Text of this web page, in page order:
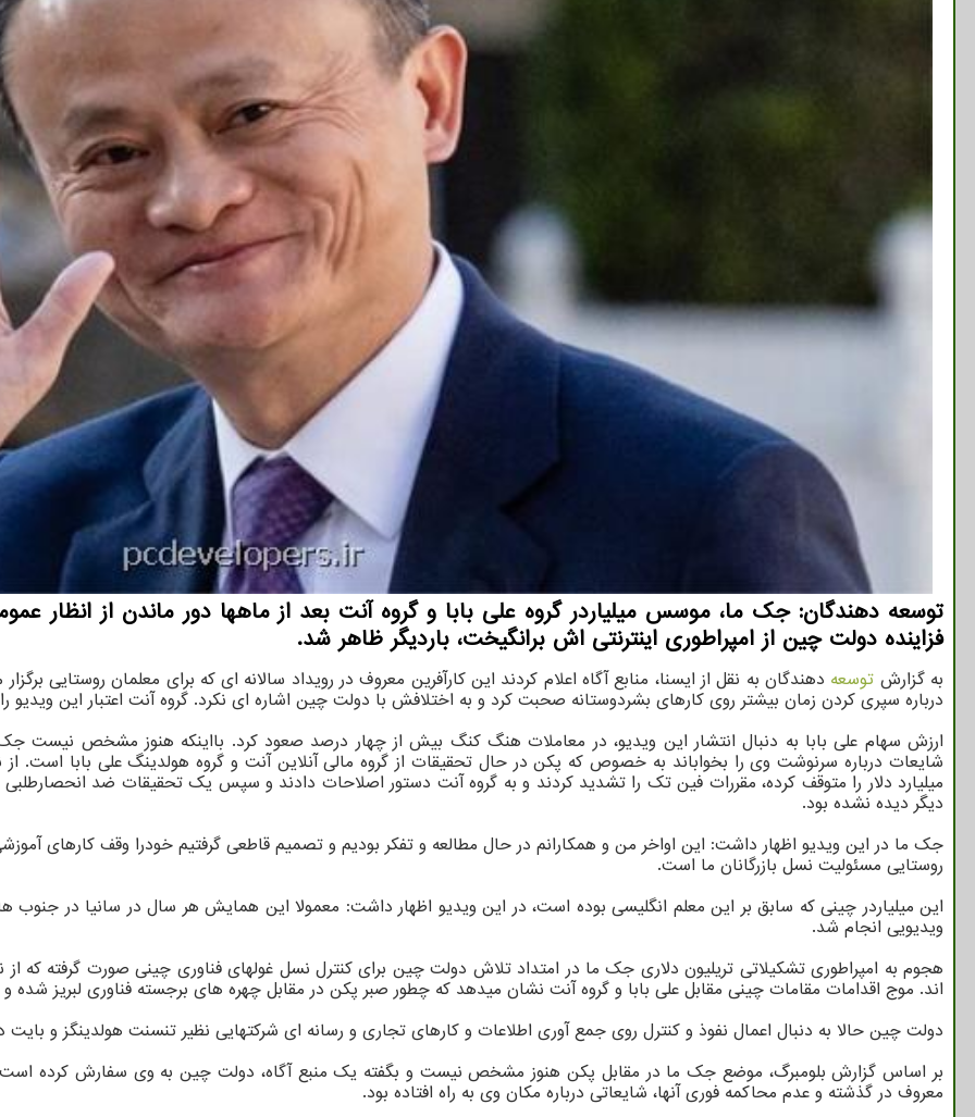
توسعه دهندگان: جک ما، موسس میلیاردر گروه علی بابا و گروه آنت بعد از ماهها دور ماندن از انظار
فزاینده دولت چین از امپراطوری اینترنتی اش برانگیخت، باردیگر ظاهر شد.
به گزارش توسعه دهندگان به نقل از ایسنا، منابع آگاه اعلام کردند این کارآفرین معروف در رویداد سالانه ای که برای معلمان روستایی
درباره سپری کردن زمان بیشتر روی کارهای بشردوستانه صحبت کرد و به اختلافش با دولت چین اشاره ای نکرد. گروه آنت اعتبار این ویدیو
ارزش سهام علی بابا به دنبال انتشار این ویدیو، در معاملات هنگ کنگ بیش از چهار درصد صعود کرد. بااینکه هنوز مشخص
میلیارد دلار را متوقف کرده، مقررات فین تک را تشدید کردند و به گروه آنت دستور اصلاحات دادند و سپس یک تحقیقات ضد انحصارطلبی
دیگر دیده نشده بود.
جک ما در این ویدیو اظهار داشت: این اواخر من و همکارانم در حال مطالعه و تفکر بودیم و تصمیم قاطعی گرفتیم خودرا وقف کارهای
روستایی مسئولیت نسل بازرگانان ما است.
ویدیویی انجام شد.
هجوم به امپراطوری تشکیلاتی تریلیون دلاری جک ما در امتداد تلاش دولت چین برای کنترل نسل غولهای فناوری چینی صورت گرفته که
اند. موج اقدامات مقامات چینی مقابل علی بابا و گروه آنت نشان میدهد که چطور صبر پکن در مقابل چهره های برجسته فناوری لبریز شده
دولت چین حالا به دنبال اعمال نفوذ و کنترل روی جمع آوری اطلاعات و کارهای تجاری و رسانه ای شرکتهایی نظیر تنسنت هولدینگز و
بر اساس گزارش بلومبرگ، موضع جک ما در مقابل پکن هنوز مشخص نیست و بگفته یک منبع آگاه، دولت چین به وی سفارش کرده
معروف در گذشته و عدم محاکمه فوری آنها، شایعاتی درباره مکان وی به راه افتاده بود.